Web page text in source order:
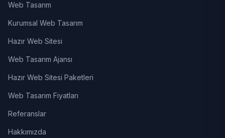
Web Tasarım
Kurumsal Web Tasarım
Hazır Web Sitesi
Web Tasarım Ajansı
Hazır Web Sitesi Paketleri
Web Tasarım Fiyatları
Referanslar
Hakkımızda